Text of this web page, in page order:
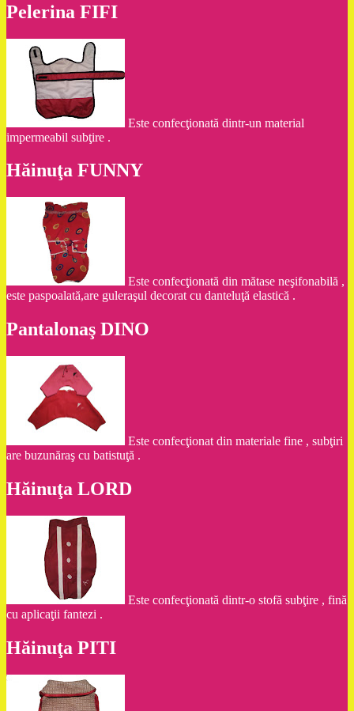
Pelerina FIFI
Este confecţionată dintr-un material
impermeabil subţire .
Hăinuţa FUNNY
Este confecţionată din mătase neşifonabilă ,
este paspoalată,are guleraşul decorat cu danteluţă elastică .
Pantalonaş DINO
Este confecţionat din materiale fine , subţiri
are buzunăraş cu batistuţă .
Hăinuţa LORD
Este confecţionată dintr-o stofă subţire , fină
cu aplicaţii fantezi .
Hăinuţa PITI